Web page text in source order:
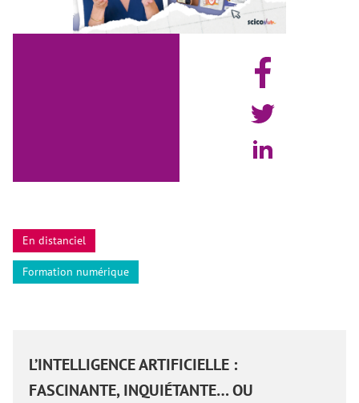
En distanciel
Formation numérique
L’INTELLIGENCE ARTIFICIELLE :
FASCINANTE, INQUIÉTANTE… OU